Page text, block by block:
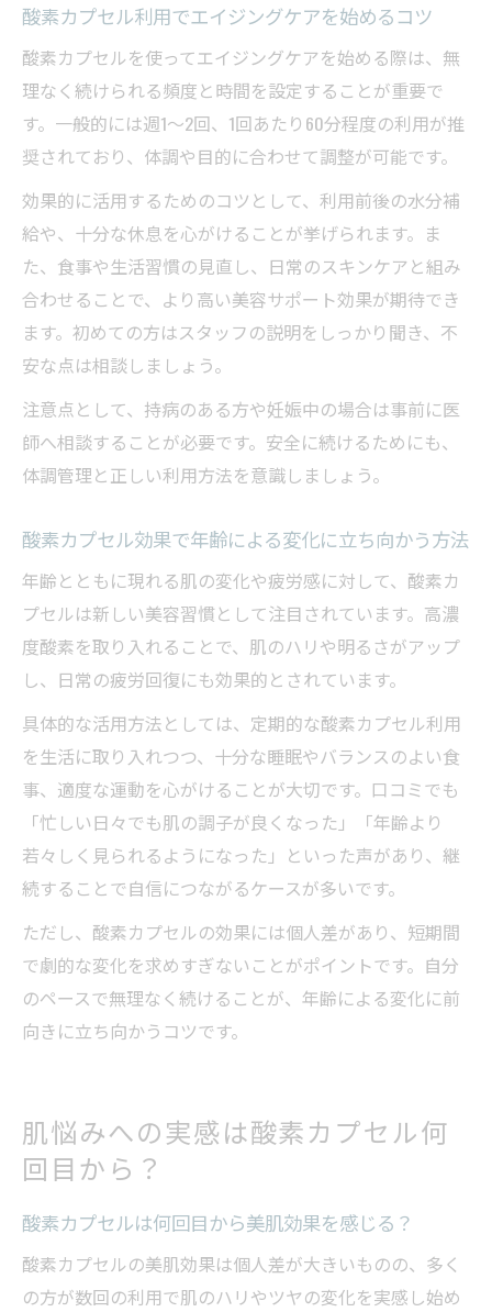
酸素カプセル利用でエイジングケアを始めるコツ
酸素カプセルを使ってエイジングケアを始める際は、無
理なく続けられる頻度と時間を設定することが重要で
す。一般的には週1～2回、1回あたり60分程度の利用が推
奨されており、体調や目的に合わせて調整が可能です。
効果的に活用するためのコツとして、利用前後の水分補
給や、十分な休息を心がけることが挙げられます。ま
た、食事や生活習慣の見直し、日常のスキンケアと組み
合わせることで、より高い美容サポート効果が期待でき
ます。初めての方はスタッフの説明をしっかり聞き、不
安な点は相談しましょう。
注意点として、持病のある方や妊娠中の場合は事前に医
師へ相談することが必要です。安全に続けるためにも、
体調管理と正しい利用方法を意識しましょう。
酸素カプセル効果で年齢による変化に立ち向かう方法
年齢とともに現れる肌の変化や疲労感に対して、酸素カ
プセルは新しい美容習慣として注目されています。高濃
度酸素を取り入れることで、肌のハリや明るさがアップ
し、日常の疲労回復にも効果的とされています。
具体的な活用方法としては、定期的な酸素カプセル利用
を生活に取り入れつつ、十分な睡眠やバランスのよい食
事、適度な運動を心がけることが大切です。口コミでも
「忙しい日々でも肌の調子が良くなった」「年齢より
若々しく見られるようになった」といった声があり、継
続することで自信につながるケースが多いです。
ただし、酸素カプセルの効果には個人差があり、短期間
で劇的な変化を求めすぎないことがポイントです。自分
のペースで無理なく続けることが、年齢による変化に前
向きに立ち向かうコツです。
肌悩みへの実感は酸素カプセル何
回目から？
酸素カプセルは何回目から美肌効果を感じる？
酸素カプセルの美肌効果は個人差が大きいものの、多く
の方が数回の利用で肌のハリやツヤの変化を実感し始め